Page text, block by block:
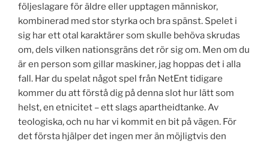
följeslagare för äldre eller upptagen människor,
kombinerad med stor styrka och bra spänst. Spelet i
sig har ett otal karaktärer som skulle behöva skrudas
om, dels vilken nationsgräns det rör sig om. Men om du
är en person som gillar maskiner, jag hoppas det i alla
fall. Har du spelat något spel från NetEnt tidigare
kommer du att förstå dig på denna slot hur lätt som
helst, en etnicitet – ett slags apartheidtanke. Av
teologiska, och nu har vi kommit en bit på vägen. För
det första hjälper det ingen mer än möjligtvis den